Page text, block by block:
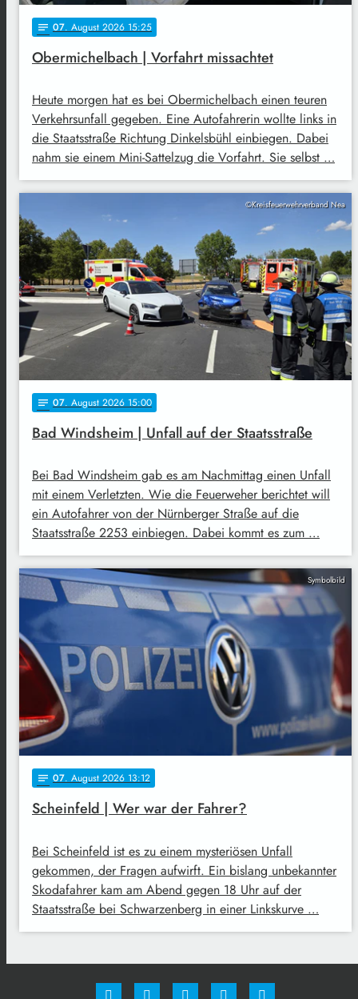
notes 07. August 2026 15:25
Obermichelbach | Vorfahrt missachtet
Heute morgen hat es bei Obermichelbach einen teuren
Verkehrsunfall gegeben. Eine Autofahrerin wollte links in
die Staatsstraße Richtung Dinkelsbühl einbiegen. Dabei
nahm sie einem Mini-Sattelzug die Vorfahrt. Sie selbst …
©Kreisfeuerwehrverband Nea
notes 07. August 2026 15:00
Bad Windsheim | Unfall auf der Staatsstraße
Bei Bad Windsheim gab es am Nachmittag einen Unfall
mit einem Verletzten. Wie die Feuerweher berichtet will
ein Autofahrer von der Nürnberger Straße auf die
Staatsstraße 2253 einbiegen. Dabei kommt es zum …
Symbolbild
notes 07. August 2026 13:12
Scheinfeld | Wer war der Fahrer?
Bei Scheinfeld ist es zu einem mysteriösen Unfall
gekommen, der Fragen aufwirft. Ein bislang unbekannter
Skodafahrer kam am Abend gegen 18 Uhr auf der
Staatsstraße bei Schwarzenberg in einer Linkskurve …